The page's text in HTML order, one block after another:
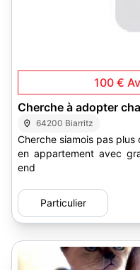
100 €
Cherche à adopter
64200 Biarritz
Cherche siamois pas plus de 3 mois pour
en appartement avec
end
Particulier